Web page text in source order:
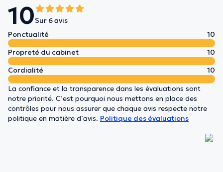
10Sur 6 avis
Ponctualité
10
Propreté du cabinet
10
Cordialité
10
La confiance et la transparence dans les évaluations sont
notre priorité. C’est pourquoi nous mettons en place des
contrôles pour nous assurer que chaque avis respecte notre
politique en matière d’avis. Politique des évaluations